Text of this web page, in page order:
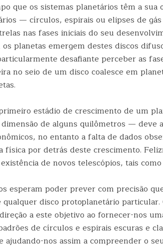
que os sistemas planetários têm a sua
— círculos, espirais ou elipses de
nas fases iniciais do seu
planetas emergem destes discos
desafiante perceber as
no seio de um disco coalesce em
estádio de crescimento de um
de alguns quilômetros — deve
no entanto a falta de dados
por detrás deste crescimento.
de novos telescópios, tais
esperam poder prever com precisão
disco protoplanetário particular.
a este objetivo ao fornecer-nos
de círculos e espirais escuras e
ajudando-nos assim a compreender o